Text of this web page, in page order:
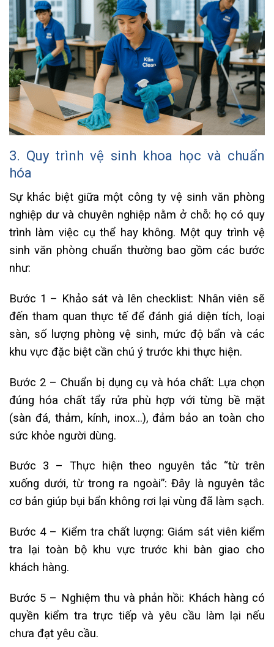
3. Quy trình vệ sinh khoa học và chuẩn
hóa
Sự khác biệt giữa một công ty vệ sinh văn phòng
nghiệp dư và chuyên nghiệp nằm ở chỗ: họ có quy
trình làm việc cụ thể hay không. Một quy trình vệ
sinh văn phòng chuẩn thường bao gồm các bước
như:
Bước 1 – Khảo sát và lên checklist: Nhân viên sẽ
đến tham quan thực tế để đánh giá diện tích, loại
sàn, số lượng phòng vệ sinh, mức độ bẩn và các
khu vực đặc biệt cần chú ý trước khi thực hiện.
Bước 2 – Chuẩn bị dụng cụ và hóa chất: Lựa chọn
đúng hóa chất tẩy rửa phù hợp với từng bề mặt
(sàn đá, thảm, kính, inox…), đảm bảo an toàn cho
sức khỏe người dùng.
Bước 3 – Thực hiện theo nguyên tắc “từ trên
xuống dưới, từ trong ra ngoài”: Đây là nguyên tắc
cơ bản giúp bụi bẩn không rơi lại vùng đã làm sạch.
Bước 4 – Kiểm tra chất lượng: Giám sát viên kiểm
tra lại toàn bộ khu vực trước khi bàn giao cho
khách hàng.
Bước 5 – Nghiệm thu và phản hồi: Khách hàng có
quyền kiểm tra trực tiếp và yêu cầu làm lại nếu
chưa đạt yêu cầu.